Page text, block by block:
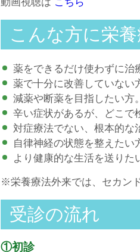
こんな方に栄
薬をできるだけ使わずに治
薬で十分に改善していない
減薬や断薬を目指したい方。
辛い症状があるが、どこで
対症療法でない、根本的な
自律神経の状態を整えたい
より健康的な生活を送りた
※栄養療法外来では、セカン
受診の流れ
①初診